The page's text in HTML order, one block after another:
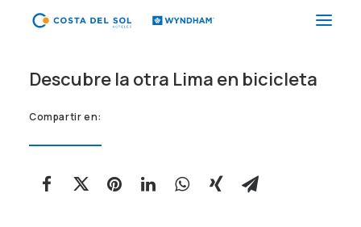
HOTELES
PAQUETES
PROMOCIONES
EVENTOS
Descubre la otra Lima en bicicleta
Compartir en: